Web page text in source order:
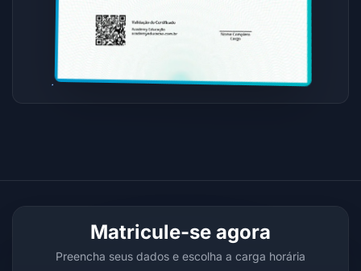
Matricule-se agora
Preencha seus dados e escolha a carga horária